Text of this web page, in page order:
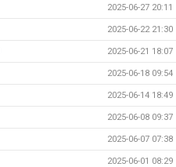
2025-06-27 20:11
2025-06-22 21:30
2025-06-21 18:07
2025-06-18 09:54
2025-06-14 18:49
2025-06-08 09:37
2025-06-07 07:38
2025-06-01 08:29